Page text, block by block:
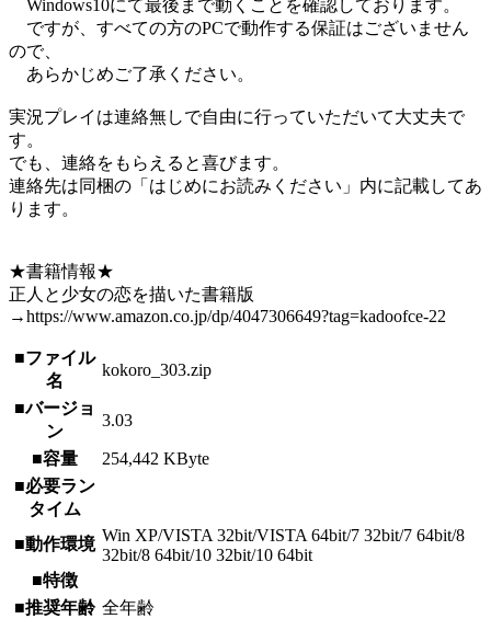
Windows10にて最後まで動くことを確認しております。
ですが、すべての方のPCで動作する保証はございません
ので、
あらかじめご了承ください。
実況プレイは連絡無しで自由に行っていただいて大丈夫で
す。
でも、連絡をもらえると喜びます。
連絡先は同梱の「はじめにお読みください」内に記載してあ
ります。
★書籍情報★
正人と少女の恋を描いた書籍版
→https://www.amazon.co.jp/dp/4047306649?tag=kadoofce-22
■ファイル
名
kokoro_303.zip
■バージョ
ン
3.03
■容量
254,442 KByte
■必要ラン
タイム
■動作環境 Win XP/VISTA 32bit/VISTA 64bit/7 32bit/7 64bit/8
32bit/8 64bit/10 32bit/10 64bit
■特徴
■推奨年齢 全年齢